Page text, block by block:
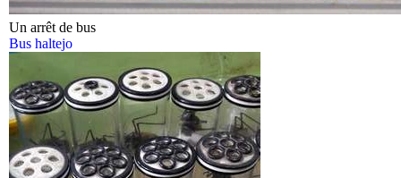
Un arrêt de bus
Bus haltejo